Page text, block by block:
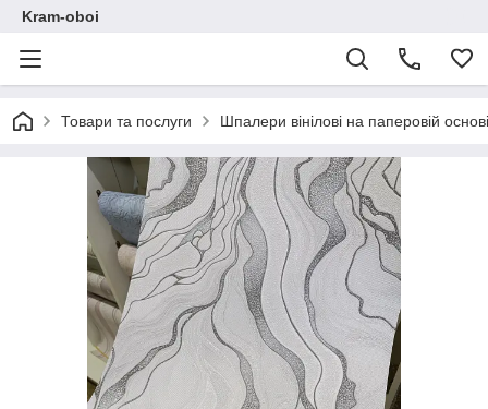
Kram-oboi
Товари та послуги Шпалери вінілові на паперовій